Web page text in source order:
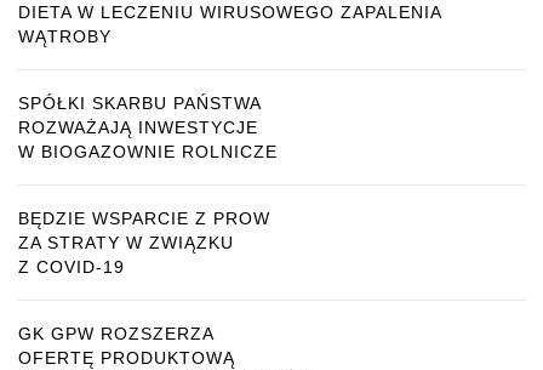
DIETA W LECZENIU WIRUSOWEGO ZAPALENIA
WĄTROBY
SPÓŁKI SKARBU PAŃSTWA
ROZWAŻAJĄ INWESTYCJE
W BIOGAZOWNIE ROLNICZE
BĘDZIE WSPARCIE Z PROW
ZA STRATY W ZWIĄZKU
Z COVID-19
GK GPW ROZSZERZA
OFERTĘ PRODUKTOWĄ